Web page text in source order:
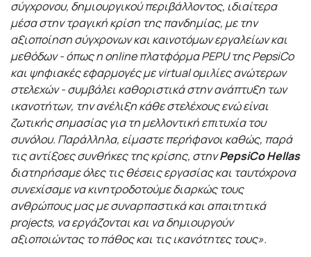
σύγχρονου, δημιουργικού περιβάλλοντος, ιδιαίτερα
μέσα στην τραγική κρίση της πανδημίας, με την
αξιοποίηση σύγχρονων και καινοτόμων εργαλείων και
μεθόδων - όπως ηonline πλατφόρμα PEPU της PepsiCo
και ψηφιακές εφαρμογές με virtual ομιλίες ανώτερων
στελεχών - συμβάλει καθοριστικά στην ανάπτυξη των
ικανοτήτων, την ανέλιξη κάθε στελέχους ενώ είναι
ζωτικής σημασίας για τη μελλοντική επιτυχία του
συνόλου. Παράλληλα, είμαστε περήφανοι καθώς, παρά
τις αντίξοες συνθήκες της κρίσης, στηνPepsiCo Hellas
διατηρήσαμε όλες τις θέσεις εργασίας και ταυτόχρονα
συνεχίσαμε να κινητροδοτούμε διαρκώς τους
ανθρώπους μας με συναρπαστικά και απαιτητικά
projects, να εργάζονται και να δημιουργούν
αξιοποιώντας το πάθος και τις ικανότητες τους».